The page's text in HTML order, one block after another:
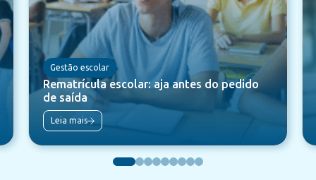
Gestão escolar
Rematrícula escolar: aja antes do pedido
de saída
Leia mais